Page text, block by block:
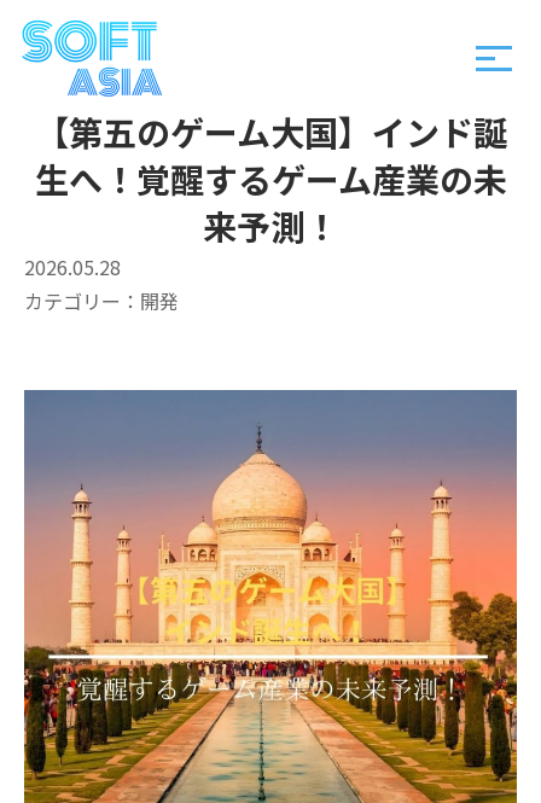
【第五のゲーム大国】インド誕
生へ！覚醒するゲーム産業の未
来予測！
2026.05.28
カテゴリー： 開発